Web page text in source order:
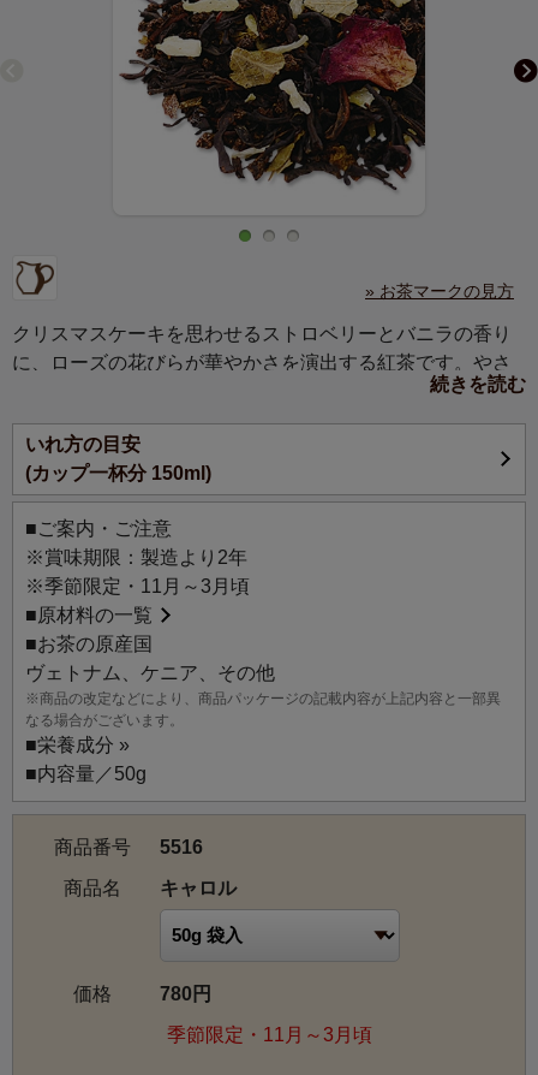
» お茶マークの見方
クリスマスケーキを思わせるストロベリーとバニラの香り
に、ローズの花びらが華やかさを演出する紅茶です。やさ
ミルクをたっぷり入れる場合は茶葉の量を多めにするか、
浸出時間を長めにしてください。
続きを読む
いれ方の目安
(カップ一杯分 150ml)
■ご案内・ご注意
※賞味期限：製造より2年
※季節限定・11月～3月頃
■原材料の一覧
■お茶の原産国
ヴェトナム、ケニア、その他
※商品の改定などにより、商品パッケージの記載内容が上記内容と一部異
なる場合がございます。
■栄養成分 »
■内容量／50g
商品番号
5516
商品名
キャロル
価格
780円
季節限定・11月～3月頃